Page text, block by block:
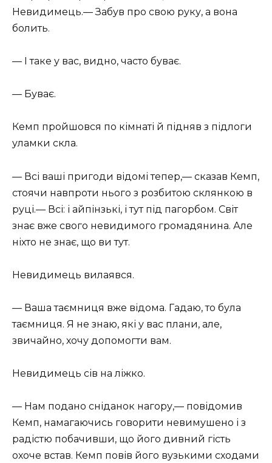
Невидимець.— Забув про свою руку, а вона
болить.
— І таке у вас, видно, часто буває.
— Буває.
Кемп пройшовся по кімнаті й підняв з підлоги
уламки скла.
— Всі ваші пригоди відомі тепер,— сказав Кемп,
стоячи навпроти нього з розбитою склянкою в
руці.— Всі: і айпінзькі, і тут під пагорбом. Світ
знає вже свого невидимого громадянина. Але
ніхто не знає, що ви тут.
Невидимець вилаявся.
— Ваша таємниця вже відома. Гадаю, то була
таємниця. Я не знаю, які у вас плани, але,
звичайно, хочу допомогти вам.
Невидимець сів на ліжко.
— Нам подано сніданок нагору,— повідомив
Кемп, намагаючись говорити невимушено і з
радістю побачивши, що його дивний гість
охоче встав. Кемп повів його вузькими сходами